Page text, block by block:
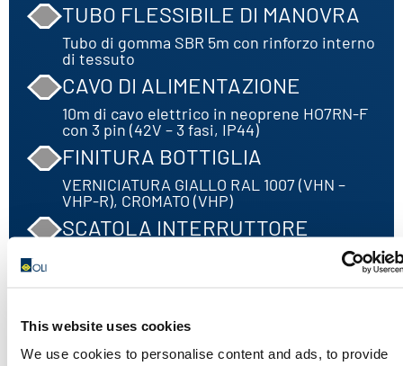
This website uses cookies
We use cookies to personalise content and ads, to provide
TUBO FLESSIBILE DI MANOVRA
Tubo di gomma SBR 5m con rinforzo interno
di tessuto
CAVO DI ALIMENTAZIONE
10m di cavo elettrico in neoprene HO7RN-F
con 3 pin (42V – 3 fasi, IP44)
FINITURA BOTTIGLIA
VERNICIATURA GIALLO RAL 1007 (VHN –
VHP-R), CROMATO (VHP)
SCATOLA INTERRUTTORE